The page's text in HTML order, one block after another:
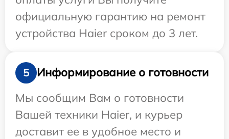
официальную гарантию на ремонт
устройства Haier сроком до 3 лет.
5
Информирование о готовности
Мы сообщим Вам о готовности
Вашей техники Haier, и курьер
доставит ее в удобное место и